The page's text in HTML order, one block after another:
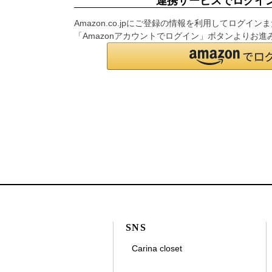
Amazon.co.jpにご登録の情報を利用してログイン
「Amazonアカウントでログイン」ボタンよりお進
SNS
Carina closet